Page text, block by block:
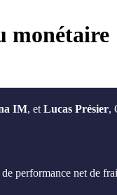
monétaire
IM, et Lucas Présier,
performance net de